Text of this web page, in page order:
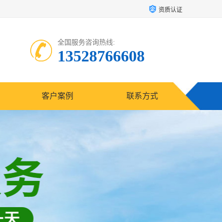
资质认证
全国服务咨询热线:
13528766608
客户案例 联系方式